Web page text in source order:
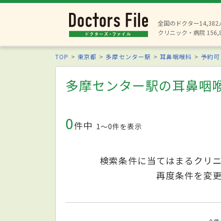
全国のドクター14,382
クリニック・病院
TOP 東京都 多摩センター駅 耳鼻咽喉科 予約可
多摩センター駅の耳鼻咽
0件中 1〜0件を表示
検索条件に当てはまるクリ
再度条件を変